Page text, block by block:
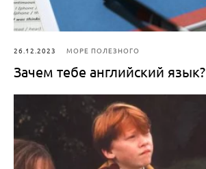
26.12.2023 МОРЕ ПОЛЕЗНОГО
Зачем тебе английский язык?